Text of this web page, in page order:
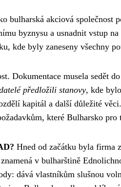
bulharská akciová společnost
byznysu a usnadnit vstup
kde byly zaneseny všechny
Dokumentace musela sedět
předložili stanovy, kde
kapitál a další důležité
které Bulharsko pro
Hned od začátku byla firma
v bulharštině
dává vlastníkům slušnou